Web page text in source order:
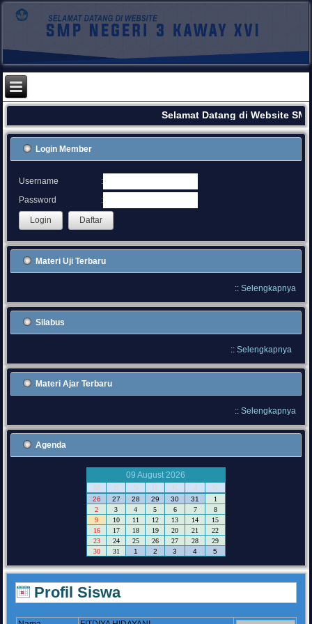
Selamat Datang di Website
Login Member
Username
:
Password
:
Materi Uji Terbaru
:: Selengkapnya
Silabus
:: Selengkapnya
Materi Ajar Terbaru
:: Selengkapnya
Agenda
09 August 2026
M
S S R K J S
26 27 28 29 30 31
1
2
3 4 5 6 7
8
9
10 11 12 13 14
15
16
17 18 19 20 21
22
23
24 25 26 27 28
29
30
31 1 2 3 4 5
Profil Siswa